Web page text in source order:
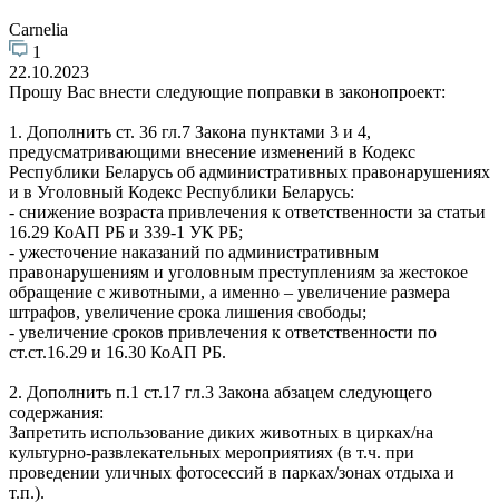
Carnelia
1
22.10.2023
Прошу Вас внести следующие поправки в законопроект:
1. Дополнить ст. 36 гл.7 Закона пунктами 3 и 4,
предусматривающими внесение изменений в Кодекс
Республики Беларусь об административных правонарушениях
и в Уголовный Кодекс Республики Беларусь:
- снижение возраста привлечения к ответственности за статьи
16.29 КоАП РБ и 339-1 УК РБ;
- ужесточение наказаний по административным
правонарушениям и уголовным преступлениям за жестокое
обращение с животными, а именно – увеличение размера
штрафов, увеличение срока лишения свободы;
- увеличение сроков привлечения к ответственности по
ст.ст.16.29 и 16.30 КоАП РБ.
2. Дополнить п.1 ст.17 гл.3 Закона абзацем следующего
содержания:
Запретить использование диких животных в цирках/на
культурно-развлекательных мероприятиях (в т.ч. при
проведении уличных фотосессий в парках/зонах отдыха и
т.п.).